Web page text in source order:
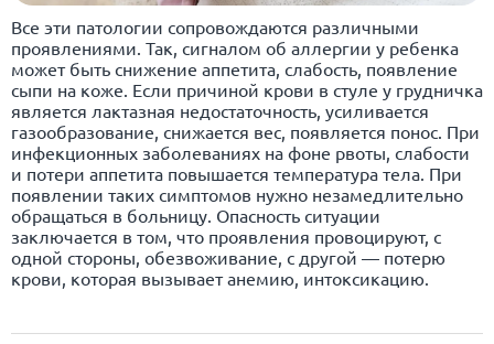
Все эти патологии сопровождаются различными
проявлениями. Так, сигналом об аллергии у ребенка
может быть снижение аппетита, слабость, появление
сыпи на коже. Если причиной крови в стуле у грудничка
является лактазная недостаточность, усиливается
газообразование, снижается вес, появляется понос. При
инфекционных заболеваниях на фоне рвоты, слабости
и потери аппетита повышается температура тела. При
появлении таких симптомов нужно незамедлительно
обращаться в больницу. Опасность ситуации
заключается в том, что проявления провоцируют, с
одной стороны, обезвоживание, с другой — потерю
крови, которая вызывает анемию, интоксикацию.